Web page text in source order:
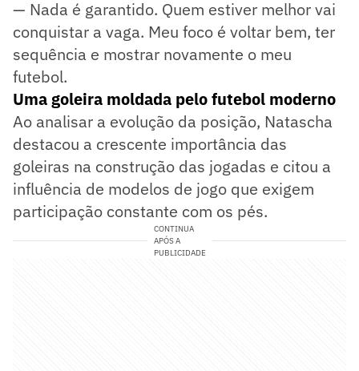
— Nada é garantido. Quem estiver melhor vai
conquistar a vaga. Meu foco é voltar bem, ter
sequência e mostrar novamente o meu
futebol.
Uma goleira moldada pelo futebol moderno
Ao analisar a evolução da posição, Natascha
destacou a crescente importância das
goleiras na construção das jogadas e citou a
influência de modelos de jogo que exigem
participação constante com os pés.
CONTINUA
APÓS A
PUBLICIDADE